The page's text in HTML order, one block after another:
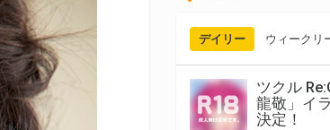
デイリー ウィークリ
ツクル
龍敬」イ
決定！